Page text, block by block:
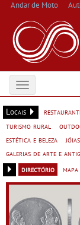
Andar de Moto
Toggle
navigation
Locais
turismo rural
estética e beleza
galerias de arte e
directório
mapa